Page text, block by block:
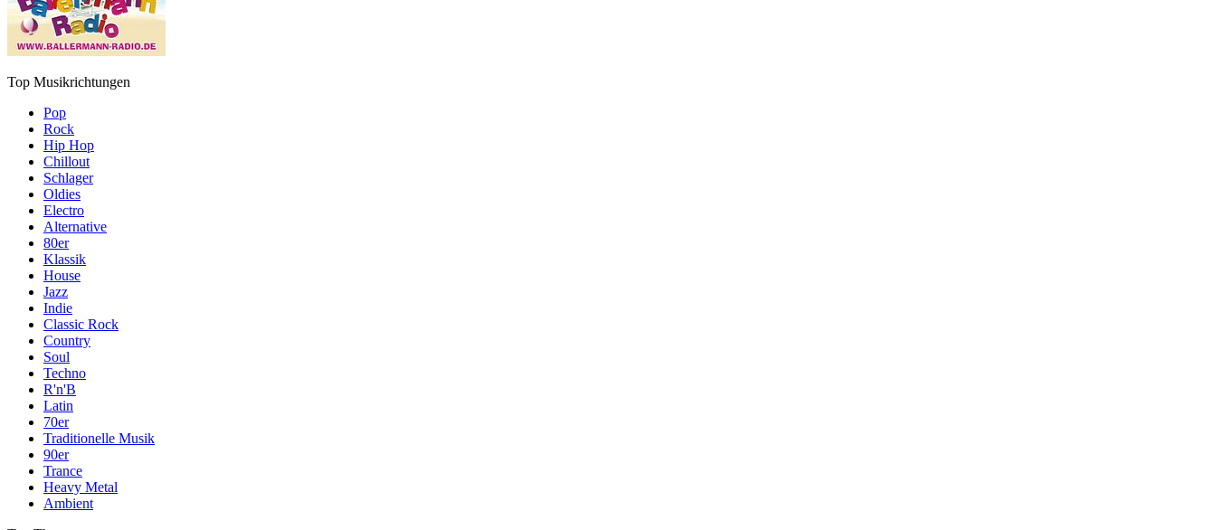
Top Musikrichtungen
Pop
Rock
Hip Hop
Chillout
Schlager
Oldies
Electro
Alternative
80er
Klassik
House
Jazz
Indie
Classic Rock
Country
Soul
Techno
R'n'B
Latin
70er
Traditionelle Musik
90er
Trance
Heavy Metal
Ambient